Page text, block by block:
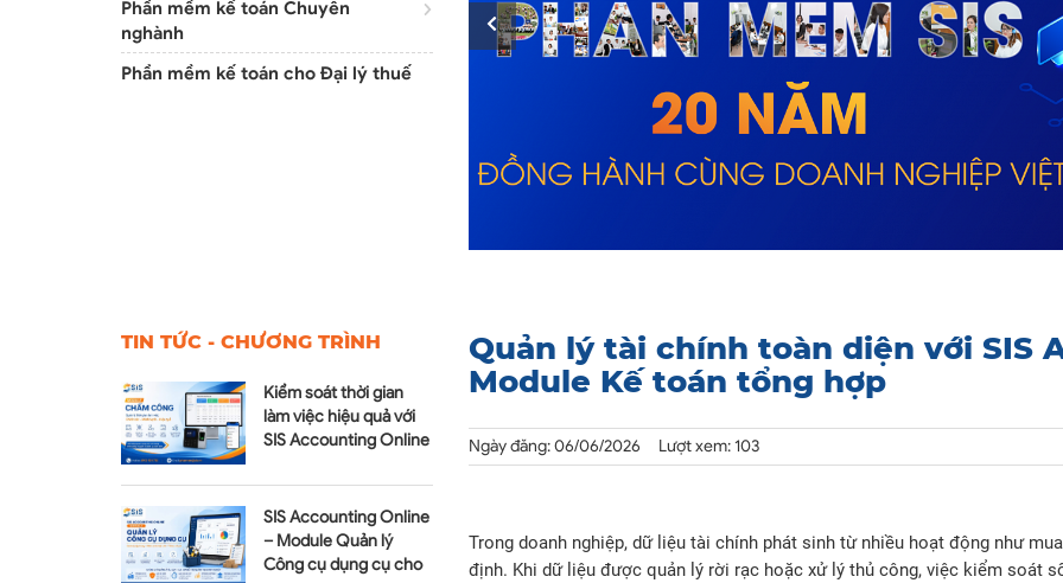
Phần mềm kế toán Chuyên
nghành
Phần mềm kế toán cho Đại lý thuế
TIN TỨC - CHƯƠNG TRÌNH
Kiểm soát thời gian
làm việc hiệu quả với
SIS Accounting Online
SIS Accounting Online
– Module Quản lý
Công cụ dụng cụ cho
Quản lý tài chính toàn diện với SIS
Module Kế toán tổng hợp
Ngày đăng: 06/06/2026 Lượt xem: 103
Trong doanh nghiệp, dữ liệu tài chính phát sinh từ nhiều hoạt động như
định. Khi dữ liệu được quản lý rời rạc hoặc xử lý thủ công, việc kiểm soát